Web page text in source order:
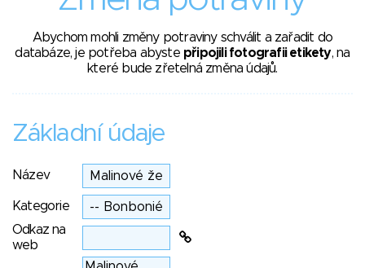
Abychom mohli změny potraviny schválit a zařadit do
databáze, je potřeba abyste připojili fotografii etikety, na
které bude zřetelná změna údajů.
Základní údaje
Název
Kategorie
Odkaz na
web